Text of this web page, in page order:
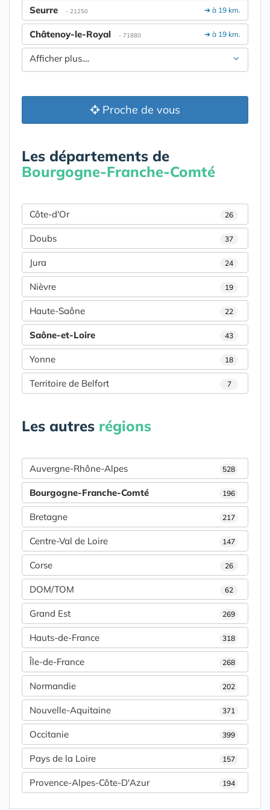
➔ à 19 km.
Seurre - 21250
➔ à 19 km.
Châtenoy-le-Royal - 71880
Afficher plus....
Proche de vous
Les départements de
Bourgogne-Franche-Comté
Côte-d'Or 26
Doubs 37
Jura 24
Nièvre 19
Haute-Saône 22
Saône-et-Loire 43
Yonne 18
Territoire de Belfort 7
Les autres régions
Auvergne-Rhône-Alpes 528
Bourgogne-Franche-Comté 196
Bretagne 217
Centre-Val de Loire 147
Corse 26
DOM/TOM 62
Grand Est 269
Hauts-de-France 318
Île-de-France 268
Normandie 202
Nouvelle-Aquitaine 371
Occitanie 399
Pays de la Loire 157
Provence-Alpes-Côte-D'Azur 194